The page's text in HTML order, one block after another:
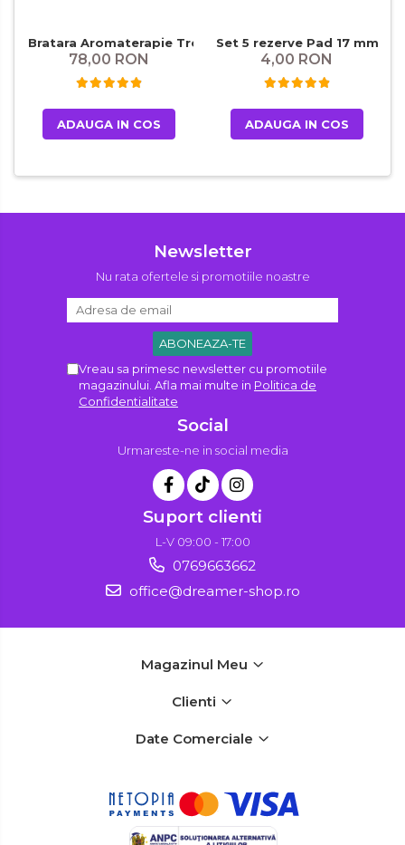
Bratara Aromaterapie Tree of Life
78,00 RON
ADAUGA IN COS
Set 5 rezerve Pad 17 mm
4,00 RON
ADAUGA IN COS
Newsletter
Nu rata ofertele si promotiile noastre
Vreau sa primesc newsletter cu promotiile
magazinului. Afla mai multe in Politica de
Confidentialitate
Social
Urmareste-ne in social media
Suport clienti
L-V 09:00 - 17:00
0769663662
office@dreamer-shop.ro
Magazinul Meu
Clienti
Date Comerciale